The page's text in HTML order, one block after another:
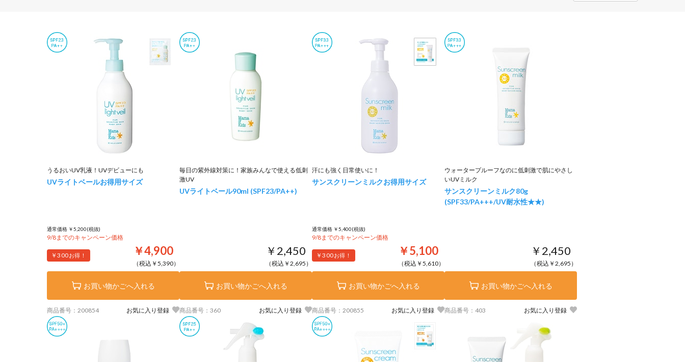
うるおいUV乳液！UVデビューにも
UVライトベールお得用サイズ
通常価格 ￥5,200(税抜)
9/8までのキャンペーン価格
￥300お得！ ￥4,900
（税込￥5,390）
お買い物かごへ入れる
商品番号：200854 お気に入り登録
毎日の紫外線対策に！家族みんなで使える低刺
激UV
UVライトベール90ml (SPF23/PA++)
￥2,450
（税込￥2,695）
お買い物かごへ入れる
商品番号：360 お気に入り登録
汗にも強く日常使いに！
サンスクリーンミルクお得用サイズ
通常価格 ￥5,400(税抜)
9/8までのキャンペーン価格
￥300お得！ ￥5,100
（税込￥5,610）
お買い物かごへ入れる
商品番号：200855 お気に入り登録
ウォータープルーフなのに低刺激で肌にやさし
いUVミルク
サンスクリーンミルク80g
(SPF33/PA+++/UV耐水性★★)
￥2,450
（税込￥2,695）
お買い物かごへ入れる
商品番号：403 お気に入り登録